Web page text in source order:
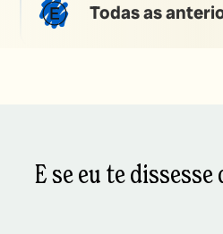
Todas as
E se eu te dissesse